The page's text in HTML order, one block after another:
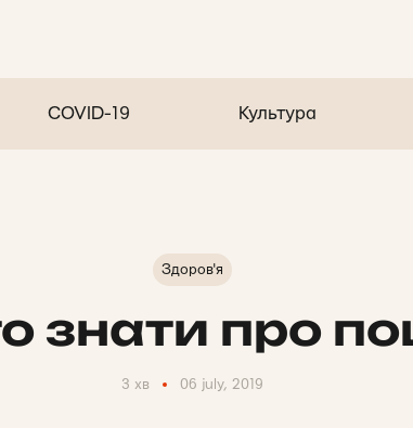
COVID-19 Культура
Здоров'я
знати про
3 хв 06 july, 2019